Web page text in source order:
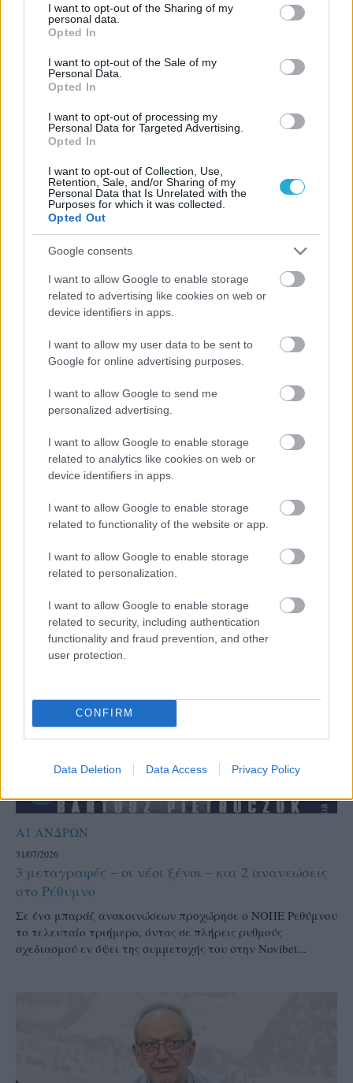
not limited to your visit or usage behaviour. You may click to
grant or deny consent to Google and its third-party tags to
use your data for below specified purposes in below Google
consent section.
I want to opt-out of the Sharing of my
personal data.
Opted In
I want to opt-out of the Sale of my
Personal Data.
Opted In
I want to opt-out of processing my
Personal Data for Targeted Advertising.
Opted In
I want to opt-out of Collection, Use,
Retention, Sale, and/or Sharing of my
Personal Data that Is Unrelated with the
Purposes for which it was collected.
Opted Out
Google consents
I want to allow Google to enable storage
related to advertising like cookies on web or
device identifiers in apps.
I want to allow my user data to be sent to
Google for online advertising purposes.
I want to allow Google to send me
personalized advertising.
I want to allow Google to enable storage
related to analytics like cookies on web or
device identifiers in apps.
I want to allow Google to enable storage
related to functionality of the website or app.
I want to allow Google to enable storage
related to personalization.
I want to allow Google to enable storage
related to security, including authentication
functionality and fraud prevention, and other
user protection.
CONFIRM
Data Deletion Data Access Privacy Policy
παντού…
Α1 ΑΝΔΡΩΝ
31/07/2026
3 μεταγραφές – οι νέοι ξένοι – και 2 ανανεώσεις
στο Ρέθυμνο
Σε ένα μπαράζ ανακοινώσεων προχώρησε ο ΝΟΠΕ Ρεθύμνου
το τελευταίο τριήμερο, όντας σε πλήρεις ρυθμούς
σχεδιασμού εν όψει της συμμετοχής του στην Novibet...